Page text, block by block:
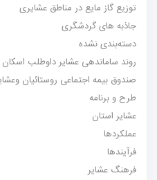
توزیع گاز مایع در مناطق عشایری
جاذبه های گردشگری
دسته‌بندی نشده
روند ساماندهی عشایر داوطلب اسکان
صندوق بیمه اجتماعی روستائیان
طرح و برنامه
عشایر استان
عملکردها
فرآیندها
فرهنگ عشایر